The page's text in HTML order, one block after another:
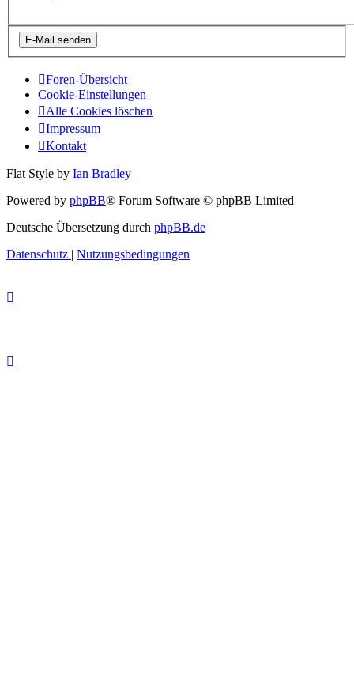
Foren-Übersicht
Cookie-Einstellungen
Alle Cookies löschen
Impressum
Kontakt
Flat Style by Ian Bradley
Powered by phpBB® Forum Software © phpBB Limited
Deutsche Übersetzung durch phpBB.de
Datenschutz | Nutzungsbedingungen